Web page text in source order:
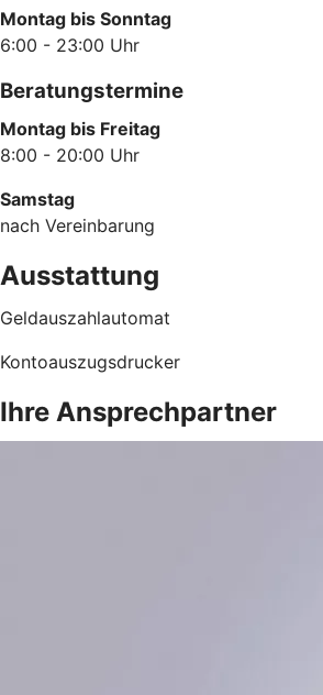
Montag bis Sonntag
6:00 - 23:00 Uhr
Beratungstermine
Montag bis Freitag
8:00 - 20:00 Uhr
Samstag
nach Vereinbarung
Ausstattung
Geldauszahlautomat
Kontoauszugsdrucker
Ihre Ansprechpartner